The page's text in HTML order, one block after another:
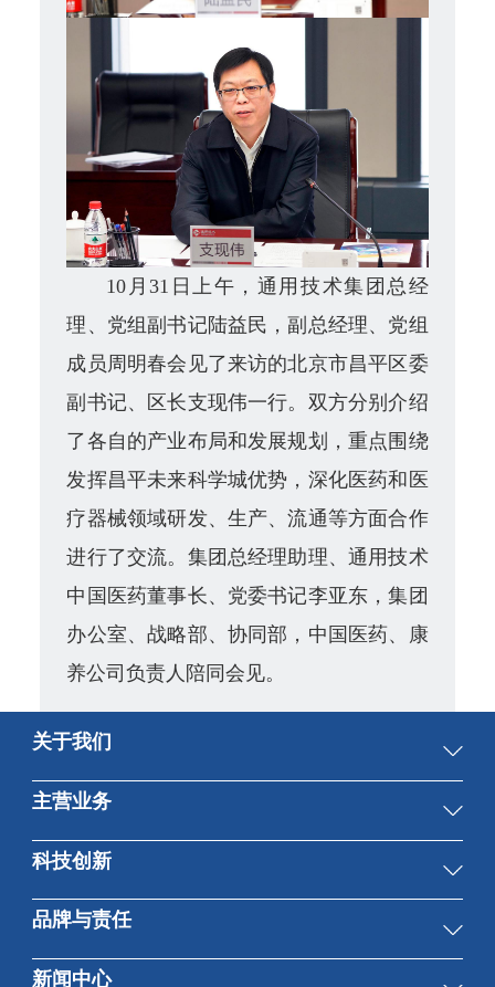
10月31日上午，通用技术集团总经
理、党组副书记陆益民，副总经理、党组
成员周明春会见了来访的北京市昌平区委
副书记、区长支现伟一行。双方分别介绍
了各自的产业布局和发展规划，重点围绕
发挥昌平未来科学城优势，深化医药和医
疗器械领域研发、生产、流通等方面合作
进行了交流。集团总经理助理、通用技术
中国医药董事长、党委书记李亚东，集团
办公室、战略部、协同部，中国医药、康
养公司负责人陪同会见。
关于我们
集团概况
高管团队
组织结构
主营业务
先进制造与技术服务
医药医疗健康
贸易与工程服务
科技创新
总体情况
科技创新平台
品牌与责任
品牌形象
新闻中心